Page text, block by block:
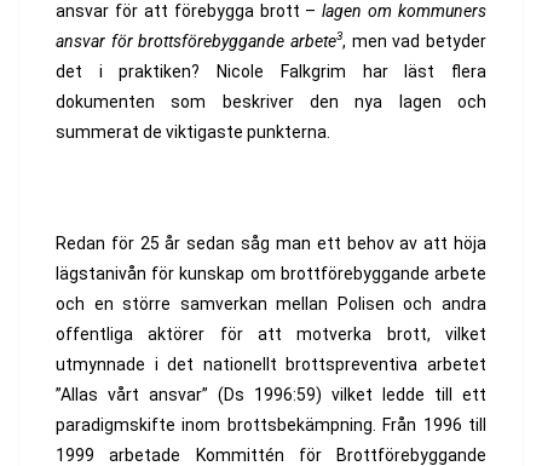
ansvar för att förebygga brott –lagen om kommuners
ansvar för brottsförebyggande arbete3, men vad betyder
det i praktiken? Nicole Falkgrim har läst flera
dokumenten som beskriver den nya lagen och
summerat de viktigaste punkterna.
Redan för 25 år sedan såg man ett behov av att höja
lägstanivån för kunskap om brottförebyggande arbete
och en större samverkan mellan Polisen och andra
offentliga aktörer för att motverka brott, vilket
utmynnade i det nationellt brottspreventiva arbetet
”Allas vårt ansvar” (Ds 1996:59) vilket ledde till ett
paradigmskifte inom brottsbekämpning. Från 1996 till
1999 arbetade Kommittén för Brottförebyggande